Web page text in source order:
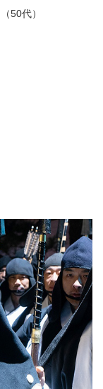
50代）